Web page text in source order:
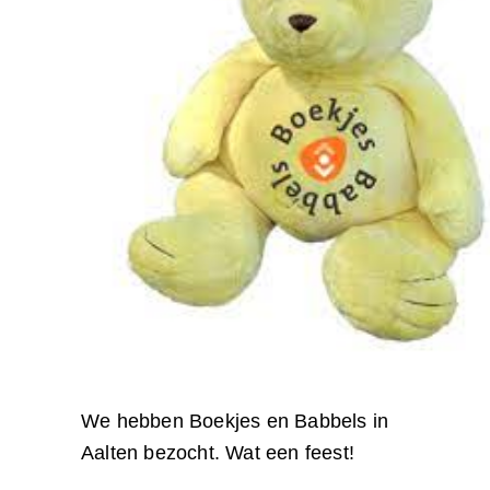
We hebben Boekjes en Babbels in
Aalten bezocht. Wat een feest!